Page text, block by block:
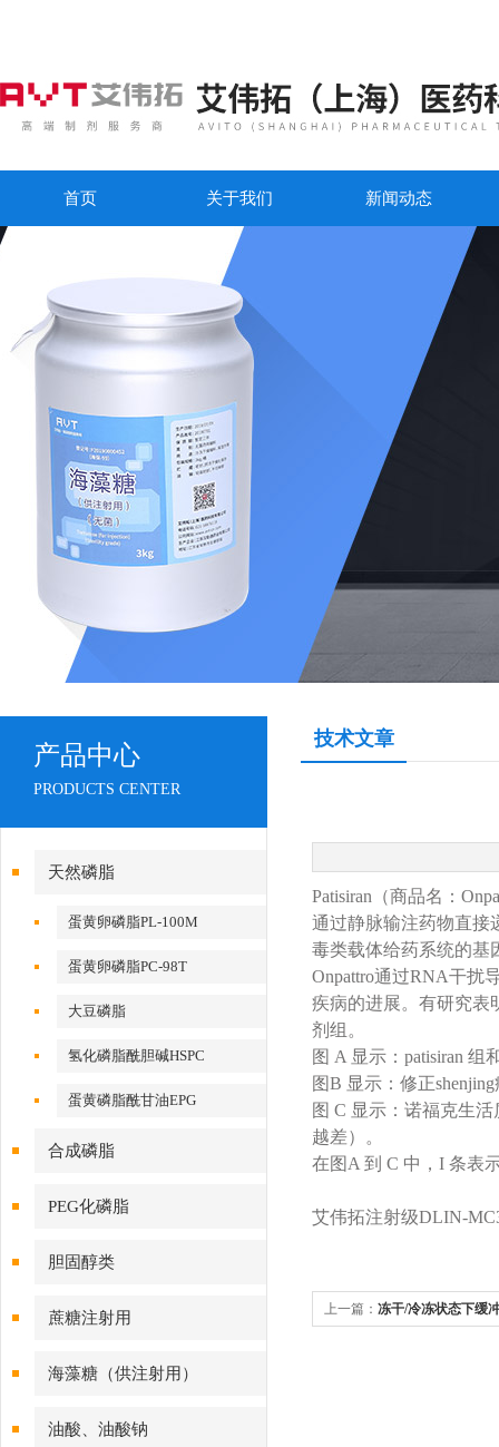
首页 关于我们 新闻动态
产品中心
PRODUCTS CENTER
天然磷脂
蛋黄卵磷脂PL-100M
蛋黄卵磷脂PC-98T
大豆磷脂
氢化磷脂酰胆碱HSPC
蛋黄磷脂酰甘油EPG
合成磷脂
PEG化磷脂
胆固醇类
蔗糖注射用
海藻糖（供注射用）
油酸、油酸钠
技术文章
Patisiran（商品名：
通过静脉输注药物直接
毒类载体给药系统的基
Onpattro通过RNA干扰
疾病的进展。有研究表
剂组。
图 A 显示：patisiran
图B 显示：修正
图 C 显示：诺福克生
越差）。
在图A 到 C 中，I 条表
艾伟拓注射级DLIN-
上一篇： 冻干/冷冻状态下缓